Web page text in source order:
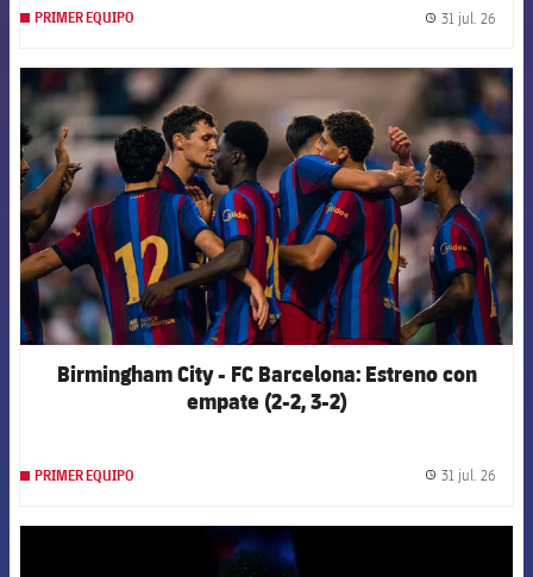
PRIMER EQUIPO 31 jul. 26
FCB Barcelona badge
Birmingham City - FC Barcelona: Estreno con
empate (2-2, 3-2)
PRIMER EQUIPO 31 jul. 26
FCB Barcelona badge